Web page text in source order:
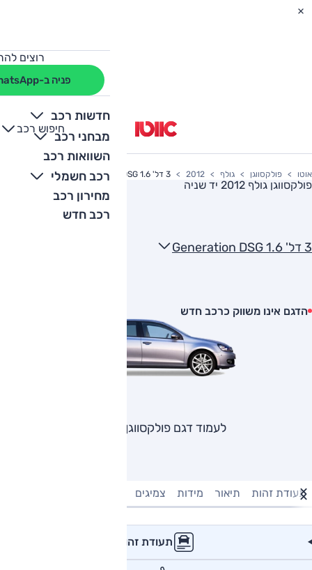
רוצים
פניה ב-WhatsApp
חדשות רכב
מבחני רכב
השוואות רכב
רכב חשמלי
מחירון רכב
רכב חדש
חיפוש רכב
+
-
אוטו פולקסווגן גולף 2012 3 דל' Generation DSG 1.6
פולקסווגן גולף 2012 יד שניה
3 דל' Generation DSG 1.6
הדגם אינו משווק כרכב חדש
לעמוד דגם פולקסווגן גולף
תעודת זהות תיאור מידות צמיגים
תעודת זהות